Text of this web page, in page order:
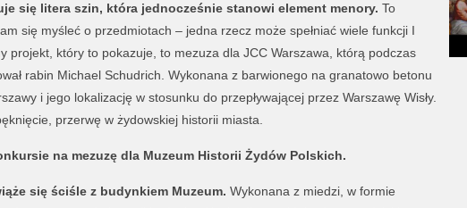
się litera szin, która jednocześnie stanowi element menory. To
się myśleć o przedmiotach – jedna rzecz może spełniać wiele funkcji I
projekt, który to pokazuje, to mezuza dla JCC Warszawa, którą podczas
rabin Michael Schudrich. Wykonana z barwionego na granatowo betonu
i jego lokalizację w stosunku do przepływającej przez Warszawę Wisły.
przerwę w żydowskiej historii miasta.
na mezuzę dla Muzeum Historii Żydów Polskich.
się ściśle z budynkiem Muzeum. Wykonana z miedzi, w formie